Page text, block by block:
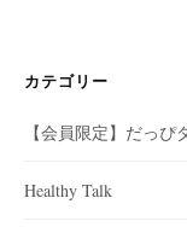
カテゴリー
【会員限定】だっぴ
Healthy Talk